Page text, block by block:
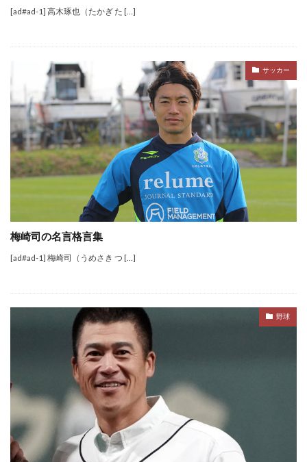
[ad#ad-1] 高木琢也（たかぎ た […]
サッカー
梅崎司の名言格言集
[ad#ad-1] 梅崎司（うめさき つ […]
野球